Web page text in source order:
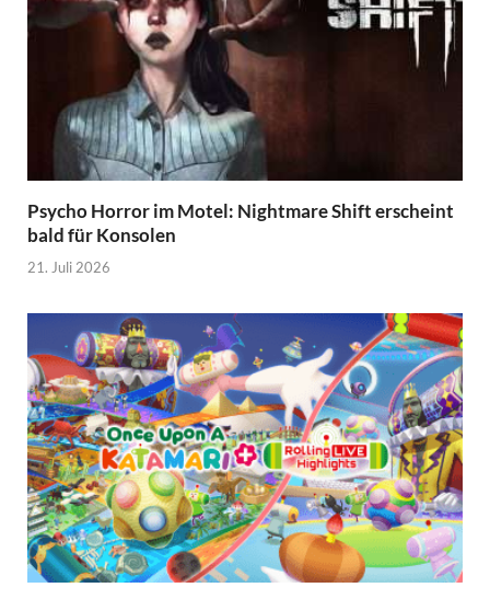
Psycho Horror im Motel: Nightmare Shift erscheint
bald für Konsolen
21. Juli 2026